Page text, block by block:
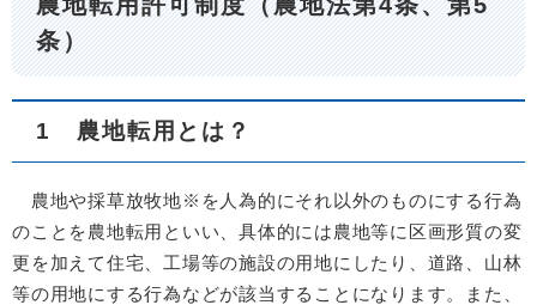
条）
1 農地転用とは？
農地や採草放牧地※を人為的にそれ以外のものにする行為
のことを農地転用といい、具体的には農地等に区画形質の変
更を加えて住宅、工場等の施設の用地にしたり、道路、山林
等の用地にする行為などが該当することになります。また、